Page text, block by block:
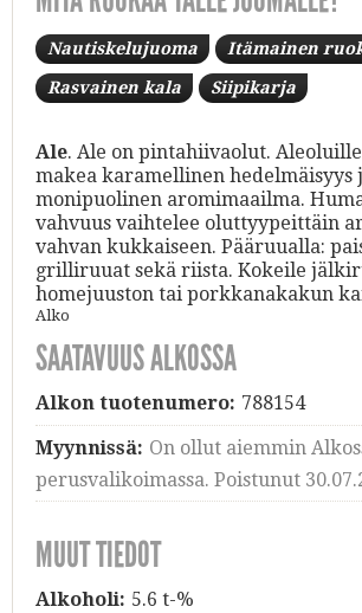
Nautiskelujuoma Itämainen
Rasvainen kala Siipikarja
Ale. Ale on pintahiivaolut.
makea karamellinen hedelmäisyys
monipuolinen aromimaailma.
vahvuus vaihtelee oluttyypeittäin
vahvan kukkaiseen. Pääruualla:
grilliruuat sekä riista. Kokeile
homejuuston tai porkkanakakun
Alko
SAATAVUUS ALKOSSA
Alkon tuotenumero: 788154
Myynnissä: On ollut aiemmin
perusvalikoimassa. Poistunut
MUUT TIEDOT
Alkoholi: 5.6 t-%